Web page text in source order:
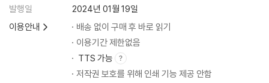
제8장. 중상주의 제도의 결론
천이라고 하는 경제 이론
제5권. 군주 혹은 국가의 수입
발행일
2024년 01월 19일
이용안내
배송 없이 구매 후 바로 읽기
이용기간 제한없음
TTS 가능
저작권 보호를 위해 인쇄 기능 제공 안함